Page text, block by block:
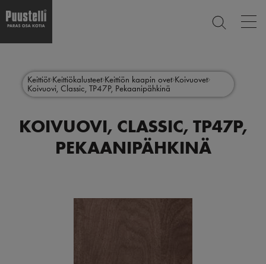
menu
Keittiöt Keittiökalusteet Keittiön kaapin ovet Koivuovet
Koivuovi, Classic, TP47P, Pekaanipähkinä
KOIVUOVI, CLASSIC, TP47P,
PEKAANIPÄHKINÄ